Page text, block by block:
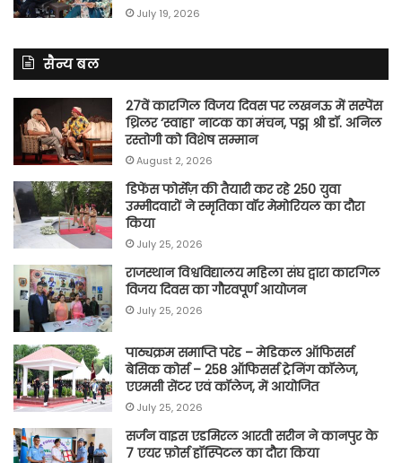
July 19, 2026
सैन्य बल
27वें कारगिल विजय दिवस पर लखनऊ में सस्पेंस
थ्रिलर ‘स्वाहा’ नाटक का मंचन, पद्म श्री डॉ. अनिल
रस्तोगी को विशेष सम्मान
August 2, 2026
डिफेंस फोर्सेज़ की तैयारी कर रहे 250 युवा
उम्मीदवारों ने स्मृतिका वॉर मेमोरियल का दौरा
किया
July 25, 2026
राजस्थान विश्वविद्यालय महिला संघ द्वारा कारगिल
विजय दिवस का गौरवपूर्ण आयोजन
July 25, 2026
पाठ्यक्रम समाप्ति परेड – मेडिकल ऑफिसर्स
बेसिक कोर्स – 258 ऑफिसर्स ट्रेनिंग कॉलेज,
एएमसी सेंटर एवं कॉलेज, में आयोजित
July 25, 2026
सर्जन वाइस एडमिरल आरती सरीन ने कानपुर के
7 एयर फ़ोर्स हॉस्पिटल का दौरा किया